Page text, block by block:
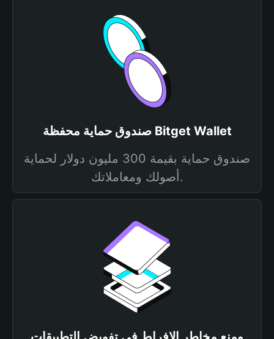
صندوق حماية محفظة Bitget Wallet
صندوق حماية بقيمة 300 مليون دولار لحماية
أصولك ومعاملاتك.